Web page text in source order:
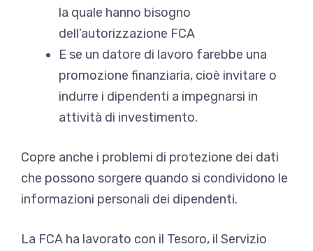
la quale hanno bisogno
dell’autorizzazione FCA
E se un datore di lavoro farebbe una
promozione finanziaria, cioè invitare o
indurre i dipendenti a impegnarsi in
attività di investimento.
Copre anche i problemi di protezione dei dati
che possono sorgere quando si condividono le
informazioni personali dei dipendenti.
La FCA ha lavorato con il Tesoro, il Servizio